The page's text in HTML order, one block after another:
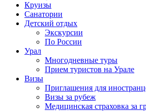
Круизы
Санатории
Детский отдых
Экскурсии
По России
Урал
Многодневные туры
Прием туристов на Урале
Визы
Приглашения для
Визы за рубеж
Медицинская страховка за